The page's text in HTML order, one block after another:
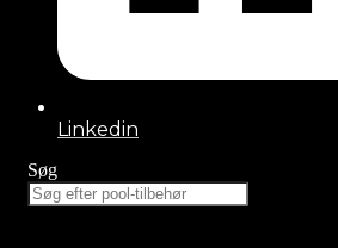
Linkedin
Søg